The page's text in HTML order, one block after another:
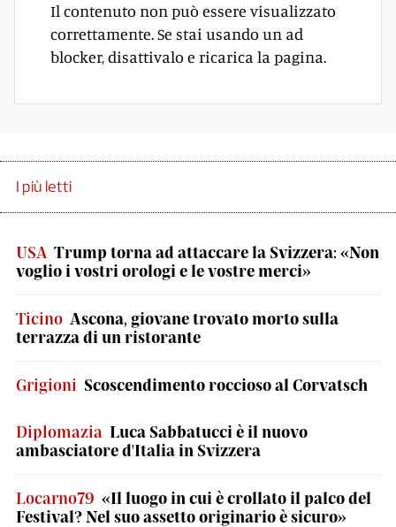
Il contenuto non può essere visualizzato
correttamente. Se stai usando un ad
blocker, disattivalo e ricarica la pagina.
I più letti
USA Trump torna ad attaccare la Svizzera: «Non
voglio i vostri orologi e le vostre merci»
Ticino Ascona, giovane trovato morto sulla
terrazza di un ristorante
Grigioni Scoscendimento roccioso al Corvatsch
Diplomazia Luca Sabbatucci è il nuovo
ambasciatore d'Italia in Svizzera
Locarno79 «Il luogo in cui è crollato il palco del
Festival? Nel suo assetto originario è sicuro»